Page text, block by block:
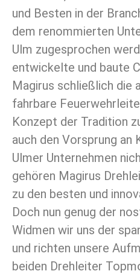
und Besten in der
dem renommierten
Ulm zugesprochen
entwickelte und baute
Magirus schließlich die
fahrbare
Konzept der Tradition
auch den Vorsprung an
Ulmer Unternehmen
gehören Magirus
zu den besten und
Doch nun genug der
Widmen wir uns der
und richten unsere
beiden Drehleiter